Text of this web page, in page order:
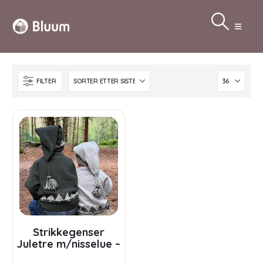
FILTER
Strikkegenser
Juletre m/nisselue –